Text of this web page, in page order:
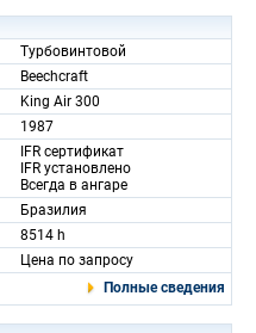
Турбовинтовой
Beechcraft
King Air 300
1987
IFR сертификат
IFR установлено
Всегда в ангаре
Бразилия
8514 h
Цена по запросу
Полные сведения